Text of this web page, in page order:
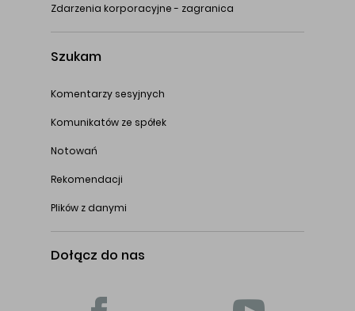
Zdarzenia korporacyjne - zagranica
Szukam
Komentarzy sesyjnych
Komunikatów ze spółek
Notowań
Rekomendacji
Plików z danymi
Dołącz do nas